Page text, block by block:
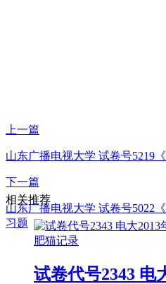
上一篇
山东广播电视大学 试卷号5219
下一篇
山东广播电视大学 试卷号5022
习题
相关推荐
试卷代号2343 电